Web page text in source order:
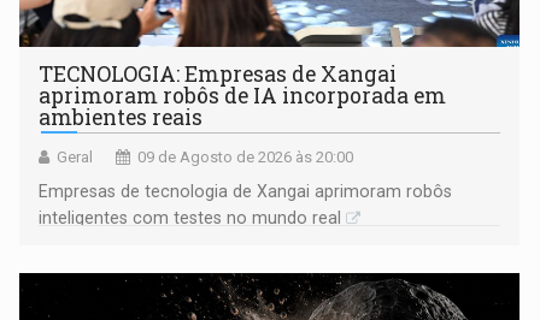
TECNOLOGIA: Empresas de Xangai
aprimoram robôs de IA incorporada em
ambientes reais
Geral 09 de Agosto de 2026 às 20:00
Empresas de tecnologia de Xangai aprimoram robôs
inteligentes com testes no mundo real